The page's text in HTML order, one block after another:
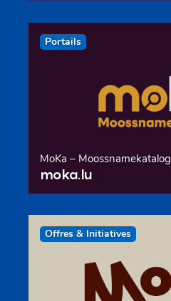
Portails
MoKa – Moossnamekatalog
moka.lu
Offres & Initiatives